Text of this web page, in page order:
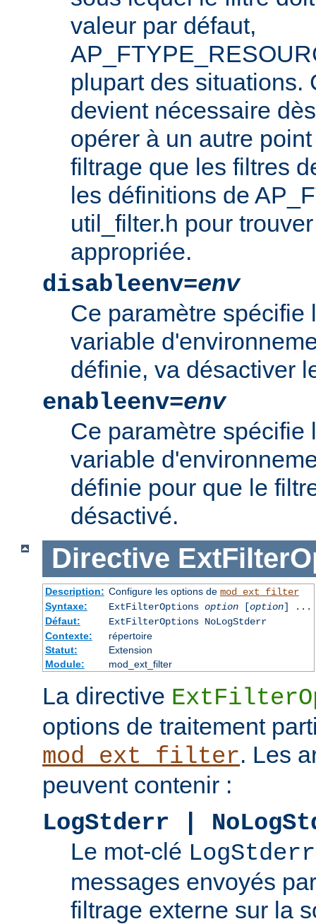
valeur par défaut,
plupart des situations.
devient nécessaire
opérer à un autre
filtrage que les filtres
les définitions de
util_filter.h pour
appropriée.
disableenv=env
Ce paramètre spécifie
variable
définie, va désactiver
enableenv=env
Ce paramètre spécifie
variable
définie pour que le
désactivé.
Directive
Description: Configure les options de mod_ext_filter
Syntaxe:
ExtFilterOptions option[option] ...
Défaut:
ExtFilterOptions NoLogStderr
Contexte:
répertoire
Statut:
Extension
Module:
mod_ext_filter
La directive
options de traitement
mod_ext_filter. Les
peuvent contenir :
LogStderr |
Le mot-clé LogStderr
messages envoyés
filtrage externe sur la